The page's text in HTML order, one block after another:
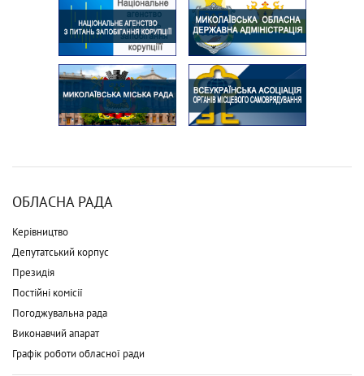
ОБЛАСНА РАДА
Керівництво
Депутатський корпус
Президія
Постійні комісії
Погоджувальна рада
Виконавчий апарат
Графік роботи обласної ради